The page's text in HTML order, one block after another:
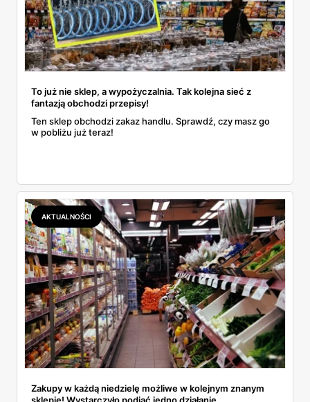
To już nie sklep, a wypożyczalnia. Tak kolejna sieć z
fantazją obchodzi przepisy!
Ten sklep obchodzi zakaz handlu. Sprawdź, czy masz go
w pobliżu już teraz!
AKTUALNOŚCI
Zakupy w każdą niedzielę możliwe w kolejnym znanym